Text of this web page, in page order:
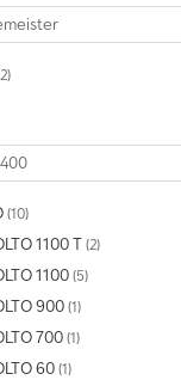
(10)
1100 T(2)
1100(5)
900(1)
700(1)
60(1)